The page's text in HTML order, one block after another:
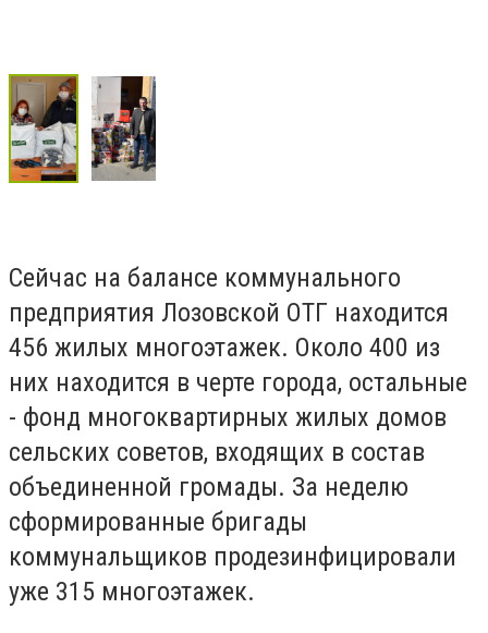
Сейчас на балансе коммунального
предприятия Лозовской ОТГ находится
456 жилых многоэтажек. Около 400 из
них находится в черте города, остальные
- фонд многоквартирных жилых домов
сельских советов, входящих в состав
объединенной громады. За неделю
сформированные бригады
коммунальщиков продезинфицировали
уже 315 многоэтажек.